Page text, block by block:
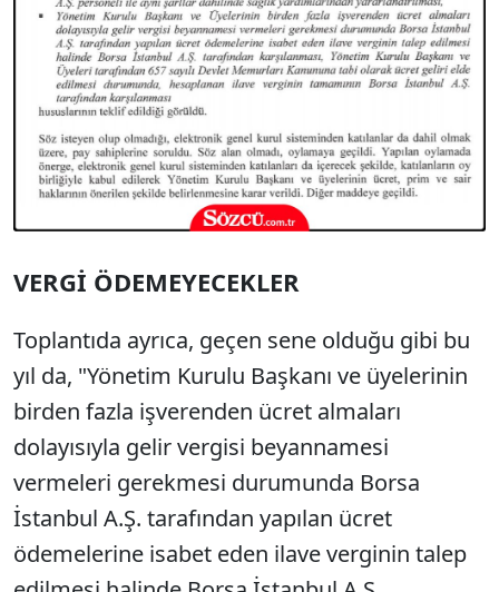
VERGİ ÖDEMEYECEKLER
Toplantıda ayrıca, geçen sene olduğu gibi bu
yıl da, "Yönetim Kurulu Başkanı ve üyelerinin
birden fazla işverenden ücret almaları
dolayısıyla gelir vergisi beyannamesi
vermeleri gerekmesi durumunda Borsa
İstanbul A.Ş. tarafından yapılan ücret
ödemelerine isabet eden ilave verginin talep